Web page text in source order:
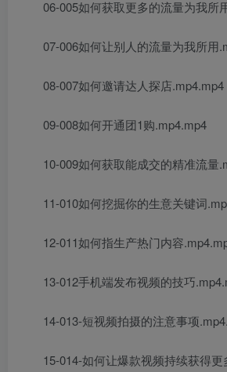
06-005如何获取更多的流量为我所
07-006如何让别人的流量为我所用
08-007如何邀请达人探店.mp4.mp4
09-008如何开通团1购.mp4.mp4
10-009如何获取能成交的精准流量
11-010如何挖掘你的生意关键词
12-011如何指生产热门内容
13-012手机端发布视频的技巧
14-013-短视频拍摄的注意事项
15-014-如何让爆款视频持续获得更